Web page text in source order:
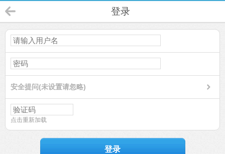
登录
安全提问(未设置请忽略)
点击重新加载
登录